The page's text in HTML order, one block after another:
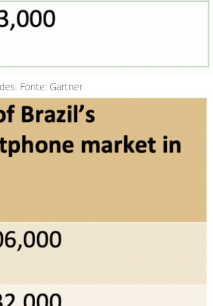
Fonte: Gartner